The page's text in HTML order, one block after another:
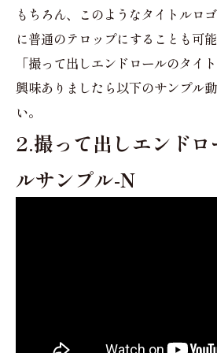
もちろん、このようなタイトルロ
に普通のテロップにすることも可能
「撮って出しエンドロールのタイ
興味ありましたら以下のサンプル
い。
2.撮って出しエンドロ
ルサンプル-N